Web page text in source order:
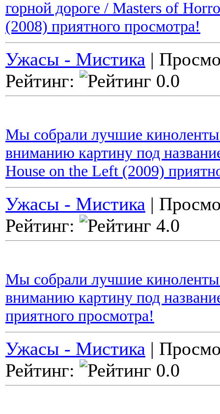
горной дороге / Masters of
(2008) приятного просмотра!
Ужасы - Мистика |
Рейтинг:
Мы собрали лучшие киноленты
вниманию картину под
House on the Left (2009)
Ужасы - Мистика |
Рейтинг:
Мы собрали лучшие киноленты
вниманию картину под
приятного просмотра!
Ужасы - Мистика |
Рейтинг: